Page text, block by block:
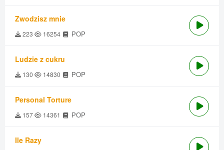
Zwodzisz mnie
223 16254 POP
Ludzie z cukru
130 14830 POP
Personal Torture
157 14361 POP
Ile Razy